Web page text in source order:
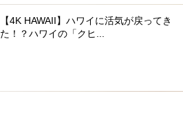
【4K HAWAII】ハワイに活気が戻ってき
た！？ハワイの「クヒ...